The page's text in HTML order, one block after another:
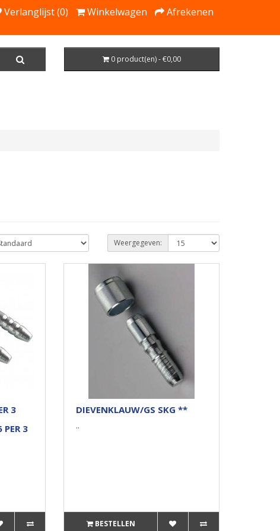
Verlanglijst (0) Winkelwagen Afrekenen
0 product(en) - €0,00
Weergegeven:
3
PER 3
DIEVENKLAUW/GS SKG **
..
BESTELLEN